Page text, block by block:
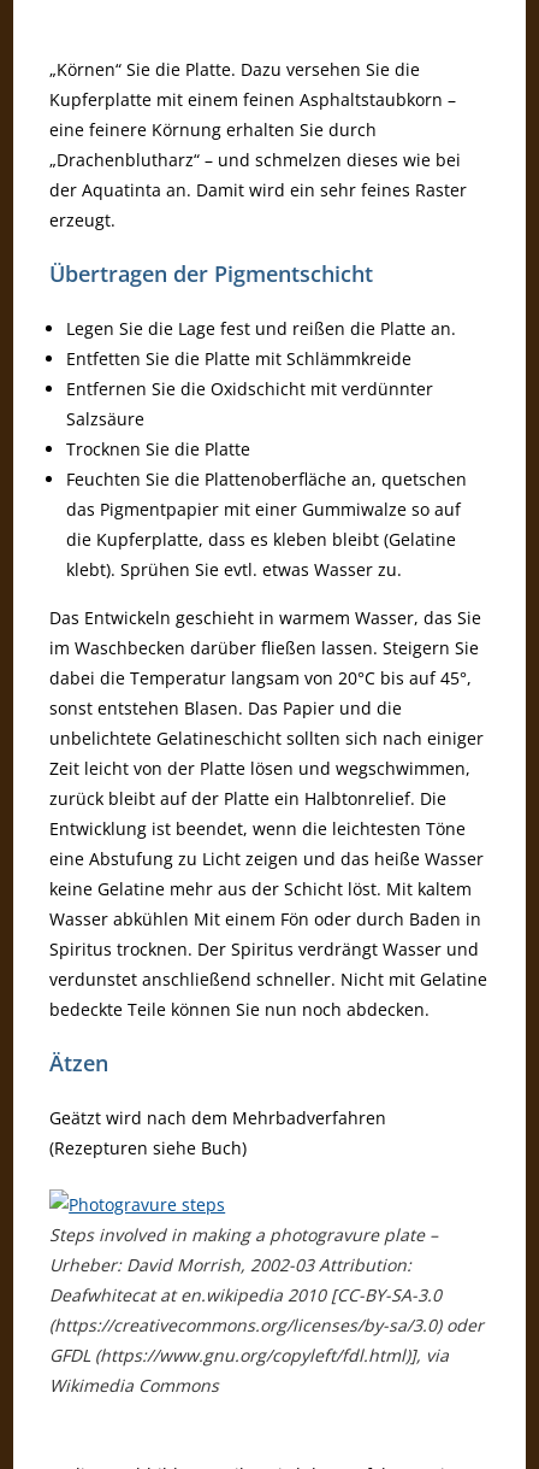
„Körnen“ Sie die Platte. Dazu versehen Sie die
Kupferplatte mit einem feinen Asphaltstaubkorn –
eine feinere Körnung erhalten Sie durch
„Drachenblutharz“ – und schmelzen dieses wie bei
der Aquatinta an. Damit wird ein sehr feines Raster
erzeugt.
Übertragen der Pigmentschicht
Legen Sie die Lage fest und reißen die Platte an.
Entfetten Sie die Platte mit Schlämmkreide
Entfernen Sie die Oxidschicht mit verdünnter
Salzsäure
Trocknen Sie die Platte
Feuchten Sie die Plattenoberfläche an, quetschen
das Pigmentpapier mit einer Gummiwalze so auf
die Kupferplatte, dass es kleben bleibt (Gelatine
klebt). Sprühen Sie evtl. etwas Wasser zu.
Das Entwickeln geschieht in warmem Wasser, das Sie
im Waschbecken darüber fließen lassen. Steigern Sie
dabei die Temperatur langsam von 20°C bis auf 45°,
sonst entstehen Blasen. Das Papier und die
unbelichtete Gelatineschicht sollten sich nach einiger
Zeit leicht von der Platte lösen und wegschwimmen,
zurück bleibt auf der Platte ein Halbtonrelief. Die
Entwicklung ist beendet, wenn die leichtesten Töne
eine Abstufung zu Licht zeigen und das heiße Wasser
keine Gelatine mehr aus der Schicht löst. Mit kaltem
Wasser abkühlen Mit einem Fön oder durch Baden in
Spiritus trocknen. Der Spiritus verdrängt Wasser und
verdunstet anschließend schneller. Nicht mit Gelatine
bedeckte Teile können Sie nun noch abdecken.
Ätzen
Geätzt wird nach dem Mehrbadverfahren
(Rezepturen siehe Buch)
Steps involved in making a photogravure plate –
Urheber: David Morrish, 2002-03 Attribution:
Deafwhitecat at en.wikipedia 2010 [CC-BY-SA-3.0
(https://creativecommons.org/licenses/by-sa/3.0) oder
GFDL (https://www.gnu.org/copyleft/fdl.html)], via
Wikimedia Commons